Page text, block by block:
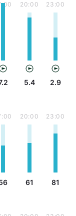
20:00
5.4
23:00
2.9
20:00
61
23:00
81